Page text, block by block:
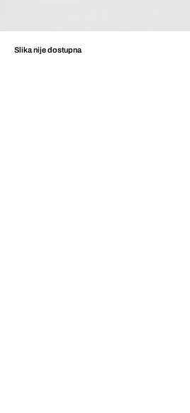
Slika nije dostupna